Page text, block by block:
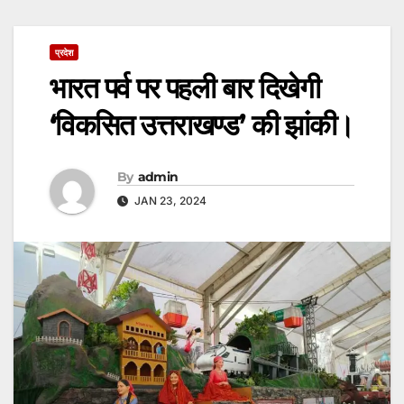
प्रदेश
भारत पर्व पर पहली बार दिखेगी
‘विकसित उत्तराखण्ड’ की झांकी।
By admin
JAN 23, 2024